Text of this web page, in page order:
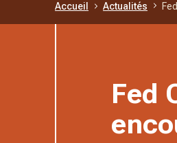
Aller au contenu principal
Accueil Actualités
Fed